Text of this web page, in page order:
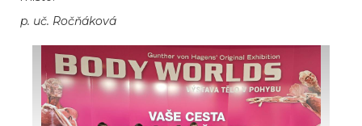
p. uč. Ročňáková